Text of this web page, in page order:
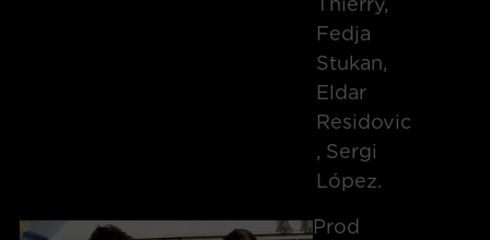
Fedja
Stukan,
Eldar
Residovic
, Sergi
López.
Prod